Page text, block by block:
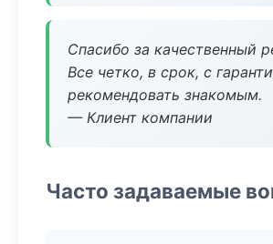
Спасибо за качественный
Все четко, в срок, с
рекомендовать знакомым.
— Клиент компании
Часто задаваемые